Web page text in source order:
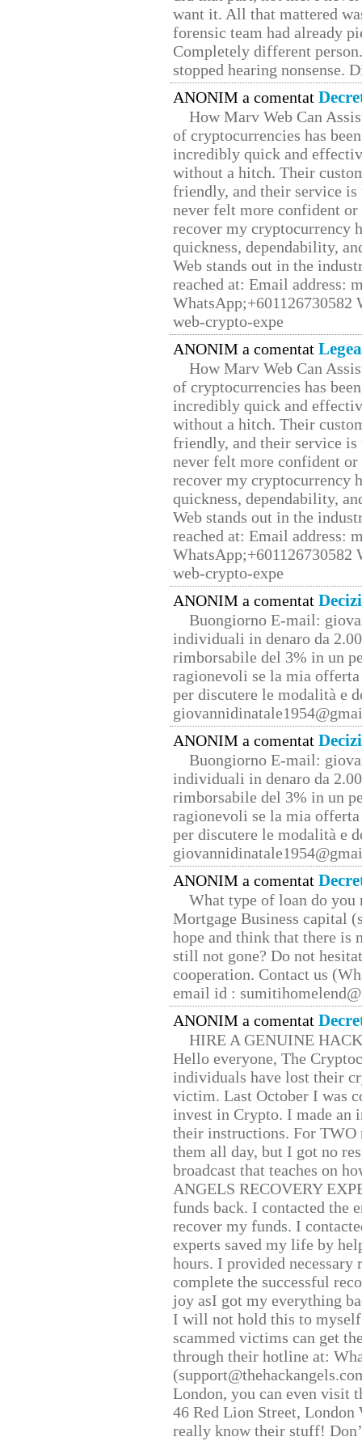
want it. All that mattered
forensic team had already
Completely different
stopped hearing nonsense.
ANONIM a comentat
How Marv Web Can
of cryptocurrencies has
incredibly quick and
without a hitch. Their
friendly, and their service
never felt more confident
recover my cryptocurrency
quickness, dependability,
Web stands out in the
reached at: Email address:
web-crypto-expe
ANONIM a comentat
How Marv Web Can
of cryptocurrencies has
incredibly quick and
without a hitch. Their
friendly, and their service
never felt more confident
recover my cryptocurrency
quickness, dependability,
Web stands out in the
reached at: Email address:
web-crypto-expe
ANONIM a comentat
Buongiorno E-mail:
individuali in denaro da
rimborsabile del 3% in un
ragionevoli se la mia
per discutere le modalità e
ANONIM a comentat
Buongiorno E-mail:
individuali in denaro da
rimborsabile del 3% in un
ragionevoli se la mia
per discutere le modalità e
ANONIM a comentat
What type of loan do you
Mortgage Business capital
hope and think that there is
still not gone? Do not
cooperation. Contact us
email id :
ANONIM a comentat
HIRE A GENUINE
Hello everyone, The
individuals have lost their
victim. Last October I was
invest in Crypto. I made
their instructions. For TWO
them all day, but I got no
broadcast that teaches on
ANGELS RECOVERY
funds back. I contacted the
recover my funds. I
experts saved my life by
hours. I provided
complete the successful
joy asI got my everything
I will not hold this to
scammed victims can get
through their hotline at:
London, you can even visit
46 Red Lion Street, London
really know their stuff!